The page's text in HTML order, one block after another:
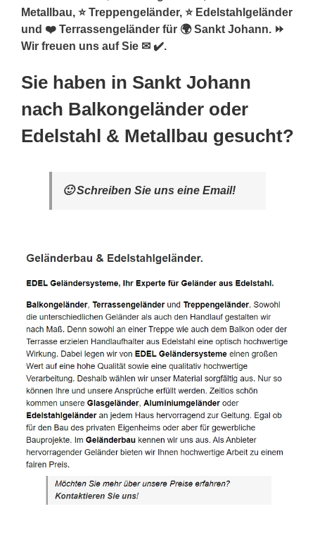
Metallbau, ⭐ Treppengeländer, ⭐ Edelstahlgeländer
und ❤️ Terrassengeländer für 🌍 Sankt Johann. ⏩
Wir freuen uns auf Sie ✉ ✔️.
Sie haben in Sankt Johann
nach Balkongeländer oder
Edelstahl & Metallbau gesucht?
🙂 Schreiben Sie uns eine Email!